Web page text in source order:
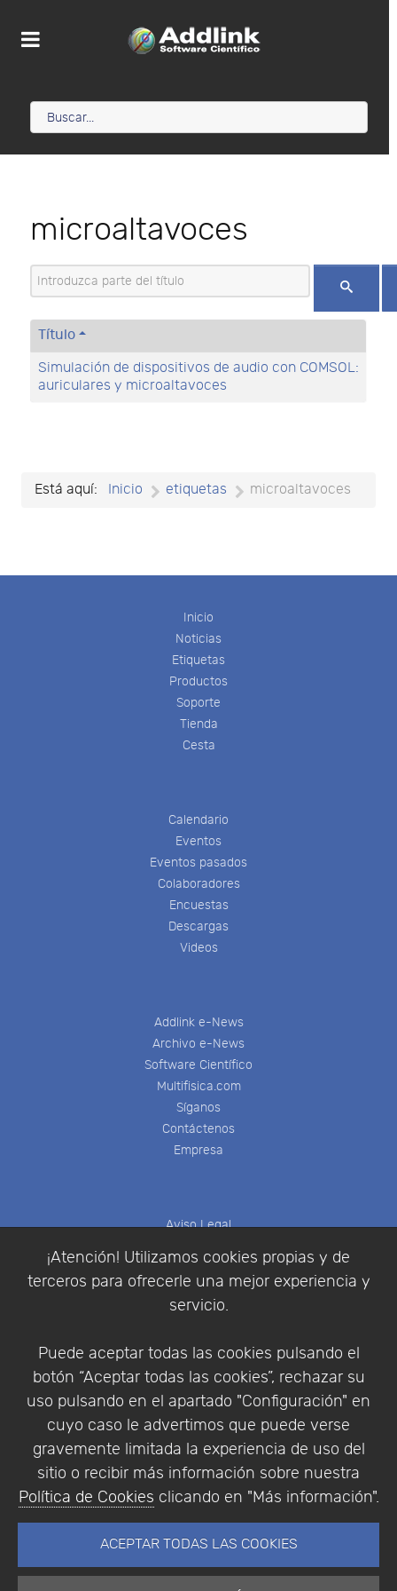
¡Atención! Utilizamos cookies propias y de
terceros para ofrecerle una mejor experiencia y
servicio.
Puede aceptar todas las cookies pulsando el
botón “Aceptar todas las cookies”, rechazar su
uso pulsando en el apartado "Configuración" en
cuyo caso le advertimos que puede verse
gravemente limitada la experiencia de uso del
sitio o recibir más información sobre nuestra
Política de Cookies clicando en "Más información".
ACEPTAR TODAS LAS COOKIES
microaltavoces
Introduzca parte del título
Título
Simulación de dispositivos de audio con COMSOL:
auriculares y microaltavoces
Está aquí: Inicio etiquetas microaltavoces
Inicio
Noticias
Etiquetas
Productos
Soporte
Tienda
Cesta
Calendario
Eventos
Eventos pasados
Colaboradores
Encuestas
Descargas
Videos
Addlink e-News
Archivo e-News
Software Científico
Multifisica.com
Síganos
Contáctenos
Empresa
Aviso Legal
Política de Privacidad
Condiciones de compra
Identificarse
Empresa|Aviso Legal| Política de Privacidad |
Política de Cookies
© Copyright 1994 - 2026. Addlink Software
Científico, S.L.
Portugal.